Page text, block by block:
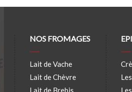
NOS FROMAGES
Lait de Vache
Lait de Chèvre
Lait de Brebis